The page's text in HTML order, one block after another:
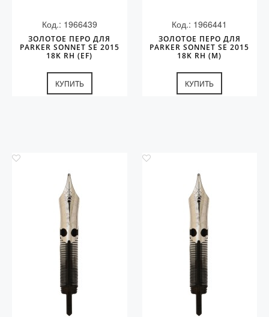
Код.: 1966439
ЗОЛОТОЕ ПЕРО ДЛЯ
PARKER SONNET SE 2015
18K RH (EF)
КУПИТЬ
Код.: 1966441
ЗОЛОТОЕ ПЕРО ДЛЯ
PARKER SONNET SE 2015
18K RH (M)
КУПИТЬ